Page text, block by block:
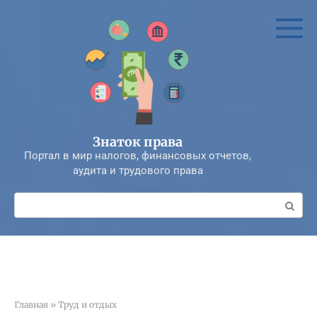
Знаток права
Портал в мир налогов, финансовых отчетов,
аудита и трудового права
Поиск:
Главная » Труд и отдых